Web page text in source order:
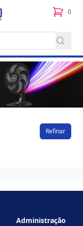
0
itens
Refinar
Administração